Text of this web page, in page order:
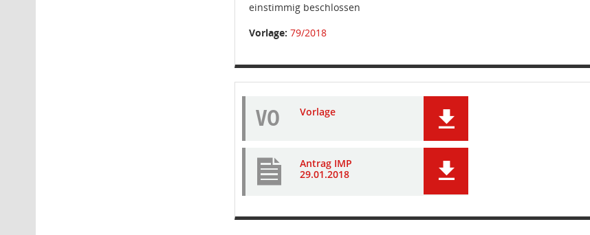
einstimmig beschlossen
Vorlage: 79/2018
VO Vorlage
Antrag IMP
29.01.2018